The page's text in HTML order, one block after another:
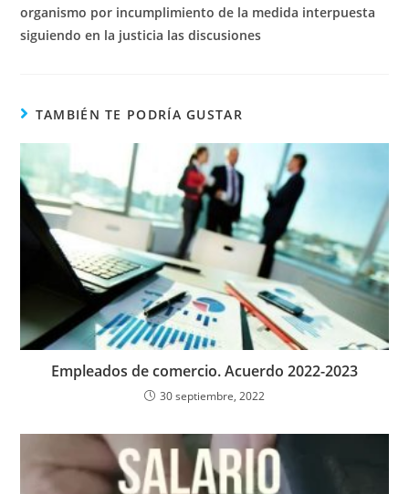
organismo por incumplimiento de la medida interpuesta
siguiendo en la justicia las discusiones
TAMBIÉN TE PODRÍA GUSTAR
Empleados de comercio. Acuerdo 2022-2023
30 septiembre, 2022